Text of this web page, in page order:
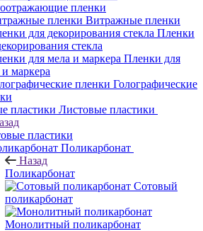
пленки
Витражные пленки
Пленки
стекла
Пленки для
маркера
Голографические
Листовые пластики
пластики
Поликарбонат
Назад
Поликарбонат
Сотовый
поликарбонат
Монолитный поликарбонат